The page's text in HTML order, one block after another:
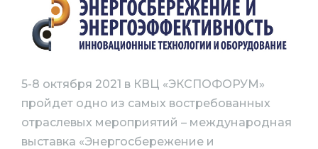
5-8 октября 2021 в КВЦ «ЭКСПОФОРУМ»
пройдет одно из самых востребованных
отраслевых мероприятий – международная
выставка «Энергосбережение и